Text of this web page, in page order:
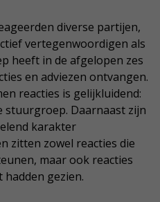
diverse partijen,
vertegenwoordigen als
heeft in de afgelopen zes
en adviezen ontvangen.
reacties is gelijkluidend:
stuurgroep. Daarnaast zijn
karakter
zitten zowel reacties die
maar ook reacties
gezien.